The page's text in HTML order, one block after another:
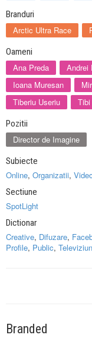
Branduri
Arctic Ultra Race
Oameni
Ana Preda Andrei
Ioana Muresan
Tiberiu Useriu
Pozitii
Director de Imagine
Subiecte
Online, Organizatii,
Sectiune
SpotLight
Dictionar
Creative, Difuzare,
Profile, Public,
Branded